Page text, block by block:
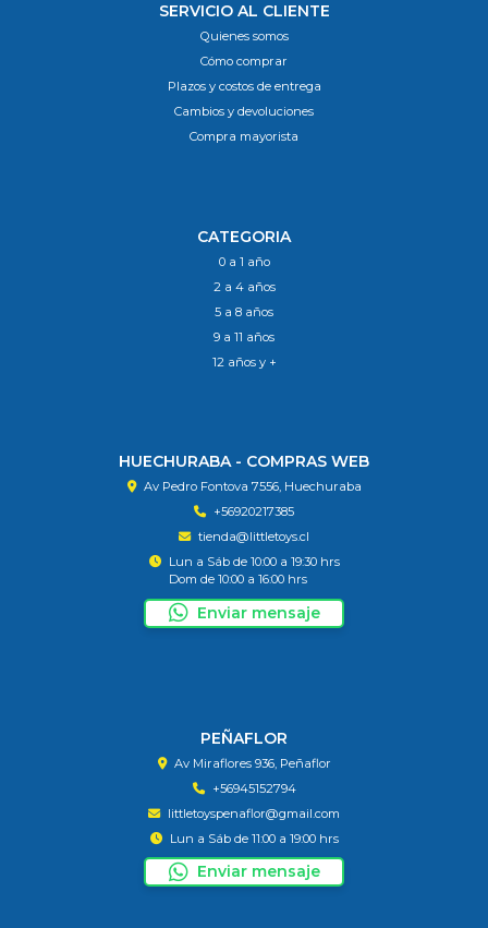
SERVICIO AL CLIENTE
Quienes somos
Cómo comprar
Plazos y costos de entrega
Cambios y devoluciones
Compra mayorista
CATEGORIA
0 a 1 año
2 a 4 años
5 a 8 años
9 a 11 años
12 años y +
HUECHURABA - COMPRAS WEB
Av Pedro Fontova 7556, Huechuraba
+56920217385
tienda@littletoys.cl
Lun a Sáb de 10:00 a 19:30 hrs
Dom de 10:00 a 16:00 hrs
Enviar mensaje
PEÑAFLOR
Av Miraflores 936, Peñaflor
+56945152794
littletoyspenaflor@gmail.com
Lun a Sáb de 11:00 a 19:00 hrs
Enviar mensaje